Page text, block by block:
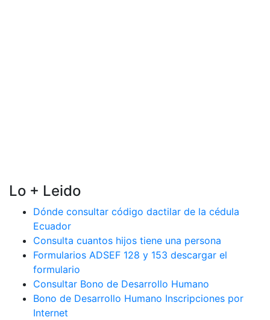
Lo + Leido
Dónde consultar código dactilar de la cédula
Ecuador
Consulta cuantos hijos tiene una persona
Formularios ADSEF 128 y 153 descargar el
formulario
Consultar Bono de Desarrollo Humano
Bono de Desarrollo Humano Inscripciones por
Internet